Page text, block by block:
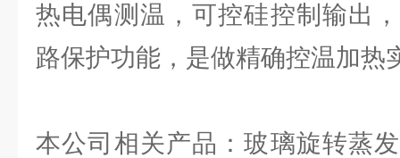
热电偶测温，可控硅控制输出
路保护功能，是做精确控温加热
本公司相关产品：玻璃旋转蒸